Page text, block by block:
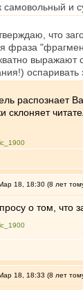
самовольный и
что
фраза
оспаривать
распознает
склоняет
18, 18:30 (8 лет
о том, что
18, 18:33 (8 лет